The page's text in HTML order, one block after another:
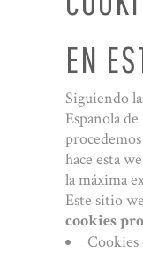
EN
Siguiendo
Española
hace esta
la máxima
Este sitio
cookies
Cookies